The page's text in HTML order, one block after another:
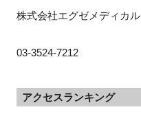
株式会社エグゼメディカル
03-3524-7212
アクセスランキング